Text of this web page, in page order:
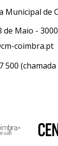
Municipal de
de Maio -
coimbra.pt
500